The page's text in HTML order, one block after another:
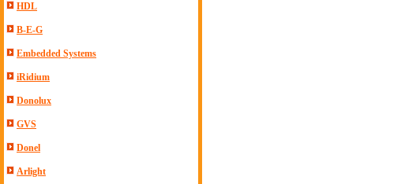
HDL
B-E-G
Embedded Systems
iRidium
Donolux
GVS
Donel
Arlight